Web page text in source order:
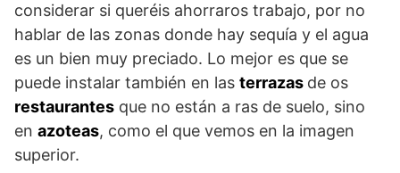
considerar si queréis ahorraros trabajo, por no
hablar de las zonas donde hay sequía y el agua
es un bien muy preciado. Lo mejor es que se
puede instalar también en las terrazas de os
restaurantes que no están a ras de suelo, sino
en azoteas, como el que vemos en la imagen
superior.